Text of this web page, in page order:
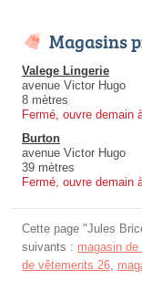
Magasins
Valege Lingerie
avenue Victor Hugo
8 mètres
Fermé, ouvre demain
Burton
avenue Victor Hugo
39 mètres
Fermé, ouvre demain
Cette page "Jules
suivants : magasin de
de vêtements 26